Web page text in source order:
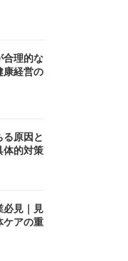
合理的な
康経営の
る原因と
体的対策
必見｜見
ケアの重